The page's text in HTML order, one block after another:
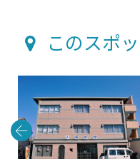
このスポ